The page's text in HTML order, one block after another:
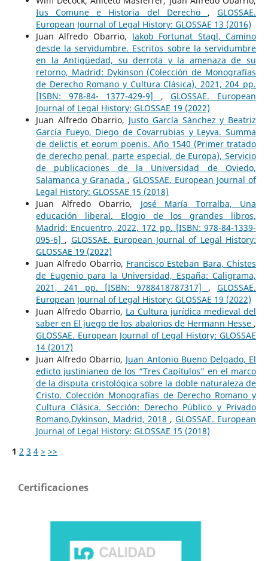
Ius Comune e Historia del Derecho ,GLOSSAE.
European Journal of Legal History: GLOSSAE 13 (2016)
Juan Alfredo Obarrio, Jakob Fortunat Stagl, Camino
desde la servidumbre. Escritos sobre la servidumbre
en la Antigüedad, su derrota y la amenaza de su
retorno, Madrid: Dykinson (Colección de Monografías
de Derecho Romano y Cultura Clásica), 2021, 204 pp.
[ISBN: 978-84- 1377-429-9] ,GLOSSAE. European
Journal of Legal History: GLOSSAE 19 (2022)
Juan Alfredo Obarrio, Justo García Sánchez y Beatriz
García Fueyo, Diego de Covarrubias y Leyva. Summa
de delictis et eorum poenis. Año 1540 (Primer tratado
de derecho penal, parte especial, de Europa), Servicio
de publicaciones de la Universidad de Oviedo,
Salamanca y Granada ,GLOSSAE. European Journal of
Legal History: GLOSSAE 15 (2018)
Juan Alfredo Obarrio, José María Torralba, Una
educación liberal. Elogio de los grandes libros,
Madrid: Encuentro, 2022, 172 pp. [ISBN: 978-84-1339-
095-6] , GLOSSAE. European Journal of Legal History:
GLOSSAE 19 (2022)
Juan Alfredo Obarrio, Francisco Esteban Bara, Chistes
de Eugenio para la Universidad, España: Caligrama,
2021, 241 pp. [ISBN: 9788418787317] ,GLOSSAE.
European Journal of Legal History: GLOSSAE 19 (2022)
Juan Alfredo Obarrio, La Cultura jurídica medieval del
saber en El juego de los abalorios de Hermann Hesse ,
GLOSSAE. European Journal of Legal History: GLOSSAE
14 (2017)
Juan Alfredo Obarrio, Juan Antonio Bueno Delgado, El
edicto justinianeo de los “Tres Capítulos” en el marco
de la disputa cristológica sobre la doble naturaleza de
Cristo. Colección Monografías de Derecho Romano y
Cultura Clásica. Sección: Derecho Público y Privado
Romano,Dykinson, Madrid, 2018 ,GLOSSAE. European
Journal of Legal History: GLOSSAE 15 (2018)
1 2 3 4 > >>
Certificaciones